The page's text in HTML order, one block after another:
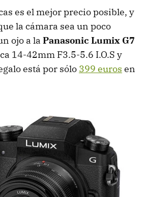
es el mejor precio posible, y
la cámara sea un poco
ojo a la Panasonic Lumix G7
14-42mm F3.5-5.6 I.O.S y
está por sólo 399 euros en